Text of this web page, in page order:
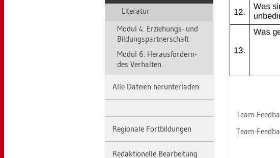
Li­te­ra­tur
Modul 4: Er­zie­hungs- und
Bil­dungs­part­ner­schaft
Modul 6: Her­aus­for­dern­
des Ver­hal­ten
Alle Da­tei­en her­un­ter­la­den
Re­gio­na­le Fort­bil­dun­gen
Re­dak­tio­nel­le Be­ar­bei­tung
Team-
Team-